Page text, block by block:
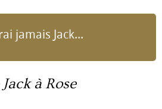
jamais Jack...
Jack à Rose